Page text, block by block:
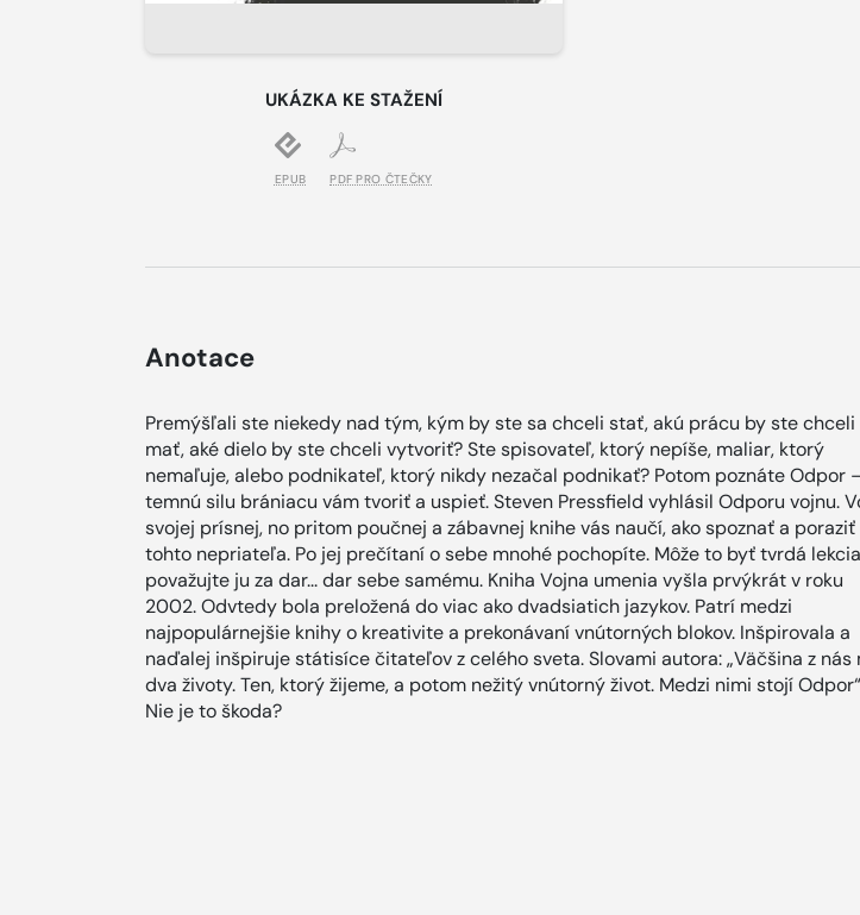
UKÁZKA KE STAŽENÍ
EPUB PDF PRO ČTEČKY
Anotace
Premýšľali ste niekedy nad tým, kým by ste sa chceli stať, akú prácu by ste chceli
mať, aké dielo by ste chceli vytvoriť? Ste spisovateľ, ktorý nepíše, maliar, ktorý
nemaľuje, alebo podnikateľ, ktorý nikdy nezačal podnikať? Potom poznáte Odpor
temnú silu brániacu vám tvoriť a uspieť. Steven Pressfield vyhlásil Odporu vojnu.
svojej prísnej, no pritom poučnej a zábavnej knihe vás naučí, ako spoznať a poraziť
tohto nepriateľa. Po jej prečítaní o sebe mnohé pochopíte. Môže to byť tvrdá
považujte ju za dar... dar sebe samému. Kniha Vojna umenia vyšla prvýkrát v roku
2002. Odvtedy bola preložená do viac ako dvadsiatich jazykov. Patrí medzi
najpopulárnejšie knihy o kreativite a prekonávaní vnútorných blokov. Inšpirovala a
naďalej inšpiruje státisíce čitateľov z celého sveta. Slovami autora: „Väčšina z nás
dva životy. Ten, ktorý žijeme, a potom nežitý vnútorný život. Medzi nimi stojí
Nie je to škoda?